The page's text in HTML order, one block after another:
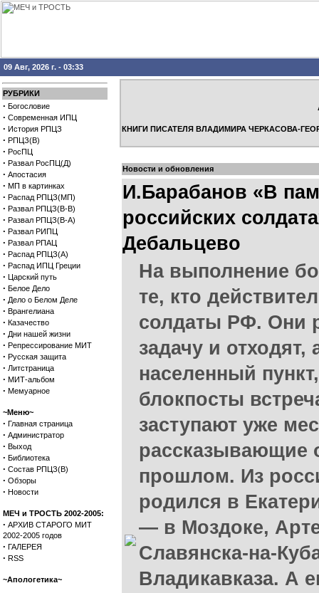
09 Авг, 2026 г. - 03:33
РУБРИКИ
· Богословие
· Современная ИПЦ
· История РПЦЗ
· РПЦЗ(В)
· РосПЦ
· Развал РосПЦ(Д)
· Апостасия
· МП в картинках
· Распад РПЦЗ(МП)
· Развал РПЦЗ(В-В)
· Развал РПЦЗ(В-А)
· Развал РИПЦ
· Развал РПАЦ
· Распад РПЦЗ(А)
· Распад ИПЦ Греции
· Царский путь
· Белое Дело
· Дело о Белом Деле
· Врангелиана
· Казачество
· Дни нашей жизни
· Репрессирование МИТ
· Русская защита
· Литстраница
· МИТ-альбом
· Мемуарное
~Меню~
· Главная страница
· Администратор
· Выход
· Библиотека
· Состав РПЦЗ(В)
· Обзоры
· Новости
МЕЧ и ТРОСТЬ 2002-2005:
· АРХИВ СТАРОГО МИТ
2002-2005 годов
· ГАЛЕРЕЯ
· RSS
~Апологетика~
КНИГИ ПИСАТЕЛЯ ВЛАДИМИРА ЧЕРКАСОВА-
Новости и обновления
И.Барабанов «В
российских
Дебальцево
На выполнение
те, кто
солдаты РФ. Они
задачу и
населенный
блокпосты
заступают уже
рассказывающие
прошлом. Из
родился в
— в Моздоке,
Славянска-на-
Владикавказа. А